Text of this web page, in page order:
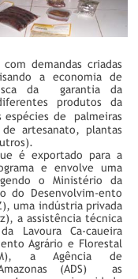
demandas criadas
a economia de
da garantia da
produtos da
espécies de palmeiras
artesanato, plantas
é exportado para a
e envolve uma
o Ministério da
do Desenvolvim-ento
uma indústria privada
a assistência técnica
Lavoura Ca-caueira
Agrário e Florestal
a Agência de
(ADS) as